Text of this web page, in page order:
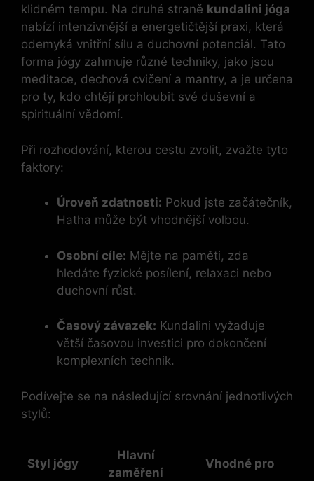
klidném tempu. Na druhé straně kundalini jóga
nabízí intenzivnější a energetičtější praxi, která
odemyká vnitřní sílu a duchovní potenciál. Tato
forma jógy zahrnuje různé techniky, jako jsou
meditace, dechová cvičení a mantry, a je určena
pro ty, kdo chtějí prohloubit své duševní a
spirituální vědomí.
Při rozhodování, kterou cestu zvolit, zvažte tyto
faktory:
Úroveň zdatnosti: Pokud jste začátečník,
Hatha může být vhodnější volbou.
Osobní cíle: Mějte na paměti, zda
hledáte fyzické posílení, relaxaci nebo
duchovní růst.
Časový závazek: Kundalini vyžaduje
větší časovou investici pro dokončení
komplexních technik.
Podívejte se na následující srovnání jednotlivých
stylů:
Styl jógy
Hlavní
zaměření
Vhodné pro